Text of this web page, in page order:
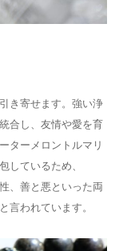
き寄せます。強い浄
合し、友情や愛を育
ターメロントルマリ
しているため、
、善と悪といった両
言われています。